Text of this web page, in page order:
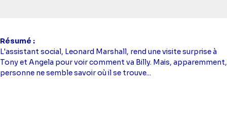
Résumé
L'assistant social, Leonard Marshall, rend une visite surprise à
Tony et Angela pour voir comment va Billy. Mais, apparemment,
personne ne semble savoir où il se trouve...